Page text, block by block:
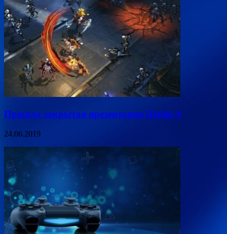
Прошла закрытая презентация Diablo 4
24.06.2019